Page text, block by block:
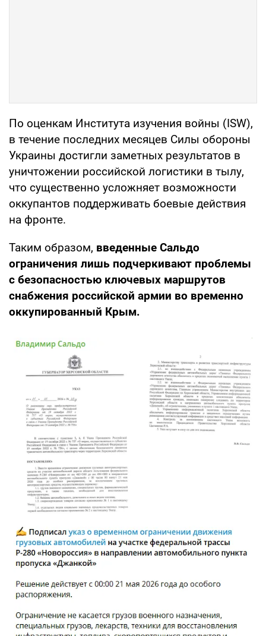
По оценкам Института изучения войны (ISW),
в течение последних месяцев Силы обороны
Украины достигли заметных результатов в
уничтожении российской логистики в тылу,
что существенно усложняет возможности
оккупантов поддерживать боевые действия
на фронте.
Таким образом, введенные Сальдо
ограничения лишь подчеркивают проблемы
с безопасностью ключевых маршрутов
снабжения российской армии во временно
оккупированный Крым.